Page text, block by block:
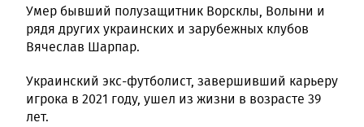
Умер бывший полузащитник Ворсклы, Волыни и
рядя других украинских и зарубежных клубов
Вячеслав Шарпар.
Украинский экс-футболист, завершивший карьеру
игрока в 2021 году, ушел из жизни в возрасте 39
лет.